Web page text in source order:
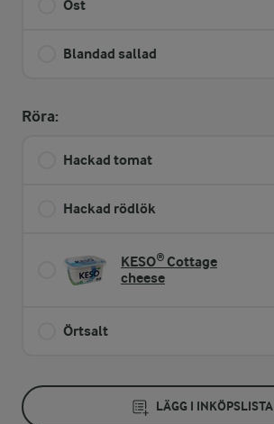
Ost
Blandad sallad
Röra:
Hackad tomat
Hackad rödlök
KESO® Cottage
cheese
Örtsalt
LÄGG I INKÖPSLISTA